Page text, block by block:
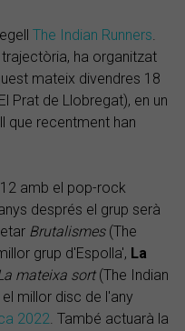
The Indian Runners.
ha organitzat
mateix divendres 18
Prat de Llobregat), en un
que recentment han
amb el pop-rock
després el grup serà
Brutalismes(The
grup d'Espolla', La
mateixa sort(The Indian
millor disc de l'any
2022. També actuarà la